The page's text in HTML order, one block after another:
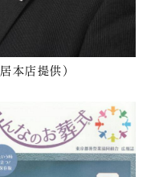
本店提供）